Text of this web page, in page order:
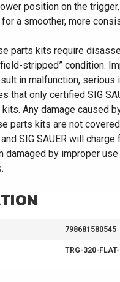
position on the
a smoother, more
parts kits require
stripped” condition.
in malfunction, serious
that only certified SIG
Any damage caused
parts kits are not
and SIG SAUER will
damaged by improper
798681580545
TRG-320-